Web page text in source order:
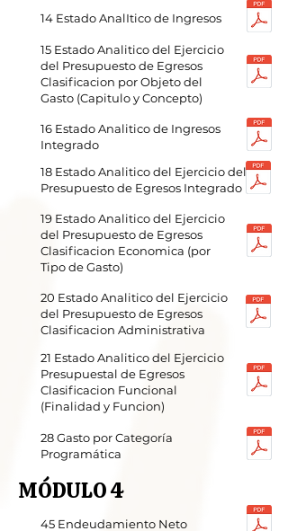
14 Estado AnalItico de Ingresos
15 Estado Analitico del Ejercicio
del Presupuesto de Egresos
Clasificacion por Objeto del
Gasto (Capitulo y Concepto)
16 Estado Analitico de Ingresos
Integrado
18 Estado Analitico del Ejercicio del
Presupuesto de Egresos Integrado
19 Estado Analitico del Ejercicio
del Presupuesto de Egresos
Clasificacion Economica (por
Tipo de Gasto)
20 Estado Analitico del Ejercicio
del Presupuesto de Egresos
Clasificacion Administrativa
21 Estado Analitico del Ejercicio
Presupuestal de Egresos
Clasificacion Funcional
(Finalidad y Funcion)
28 Gasto por Categoría
Programática
MÓDULO 4
45 Endeudamiento Neto